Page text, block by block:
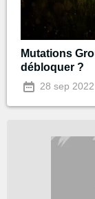
Mutations
débloquer ?
28 sep 2022